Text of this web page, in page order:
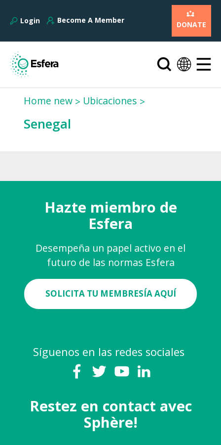
Login Become A Member DONATE
Home new Ubicaciones
Senegal
Hazte miembro de
Esfera
Desempeña un papel activo en el
futuro de las normas Esfera
SOLICITA TU MEMBRESÍA AQUÍ
Síguenos en las redes sociales
Restez en contact avec
Sphère!